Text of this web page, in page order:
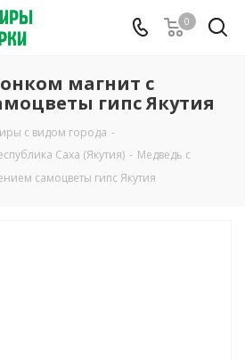
0
магнит с
гипс Якутия
с видом города -
Саха (Якутия) - Медведь с
самоцветы гипс Якутия